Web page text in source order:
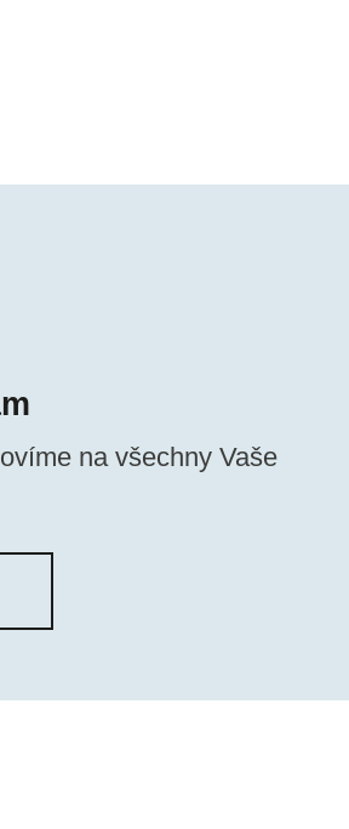
na všechny Vaše